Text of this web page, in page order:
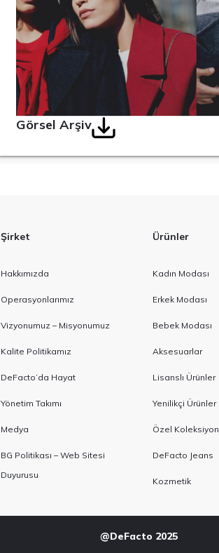
Görsel Arşiv
Şirket
Hakkımızda
Operasyonlarımız
Vizyonumuz – Misyonumuz
Kalite Politikamız
DeFacto’da Hayat
Yönetim Takımı
Medya
BG Politikası – Web Sitesi
Duyurusu
Ürünler
Kadın Modası
Erkek Modası
Bebek Modası
Aksesuarlar
Lisanslı Ürünler
Yenilikçi Ürünler
Özel Koleksiyon
DeFacto Jeans
Kozmetik
@DeFacto 2025